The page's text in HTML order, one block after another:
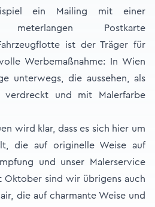
ein Mailing mit einer
meterlangen Postkarte
ist der Träger für
Werbemaßnahme: In Wien
unterwegs, die aussehen, als
und mit Malerfarbe
wird klar, dass es sich hier um
die auf originelle Weise auf
und unser Malerservice
Oktober sind wir übrigens auch
die auf charmante Weise und